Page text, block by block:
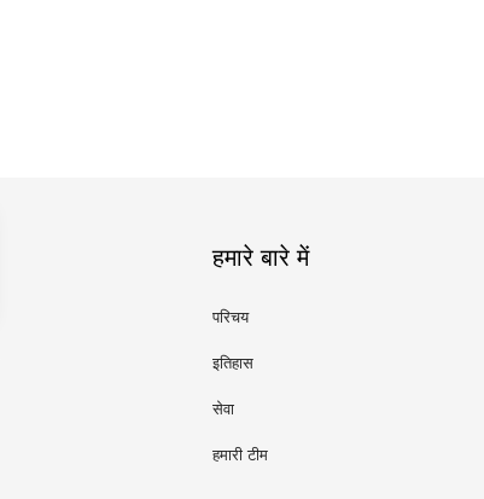
हमारे बारे में
परिचय
इतिहास
सेवा
हमारी टीम